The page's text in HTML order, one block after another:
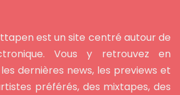
est un site centré autour de
Vous y retrouvez en
dernières news, les previews et
préférés, des mixtapes, des